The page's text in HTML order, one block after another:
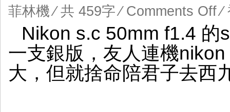
菲林機⁄ 共 459字⁄ Comments Offon
SP
x
s.c
⁄
Nikon s.c 50mm f1.4 的
一支銀版，友人連機
大，但就捨命陪君子去西